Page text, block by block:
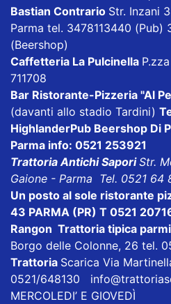
Bastian Contrario Str. Inzani
Parma tel. 3478113440 (Pub)
(Beershop)
Caffetteria La Pulcinella
711708
Bar Ristorante-Pizzeria "Al
(davanti allo stadio Tardini)
HighlanderPub Beershop Di
Parma info: 0521 253921
Trattoria Antichi SaporiStr.
Gaione - Parma Tel. 0521 64
Un posto al sole ristorante
43 PARMA (PR) T 0521
Rangon Trattoria tipica
Borgo delle Colonne, 26 tel.
Trattoria Scarica Via
0521/648130
MERCOLEDI’ E GIOVEDÌ